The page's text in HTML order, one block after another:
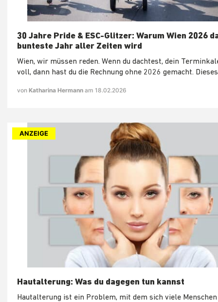
30 Jahre Pride & ESC-Glitzer: Warum Wien 2026
bunteste Jahr aller Zeiten wird
Wien, wir müssen reden. Wenn du dachtest, dein
voll, dann hast du die Rechnung ohne 2026 gemacht.
von Katharina Hermann am 18.02.2026
ANZEIGE
Hautalterung: Was du dagegen tun kannst
Hautalterung ist ein Problem, mit dem sich viele Menschen